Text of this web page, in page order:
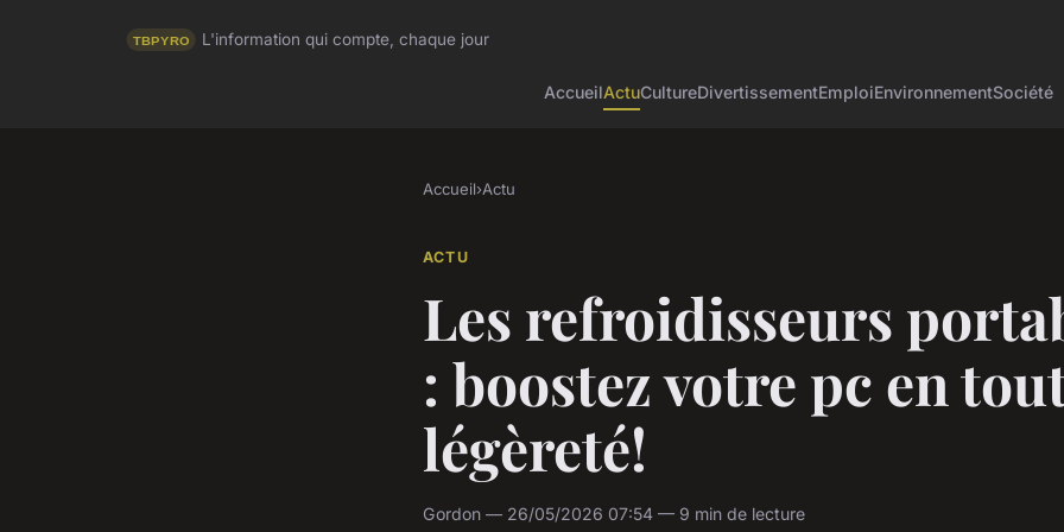
L'information qui compte, chaque jour
AccueilActuCultureDivertissementEmploiEnvironnementSociété
Accueil›Actu
ACTU
Les refroidisseurs
: boostez votre pc en
légèreté!
Gordon — 26/05/2026 07:54 — 9 min de lecture